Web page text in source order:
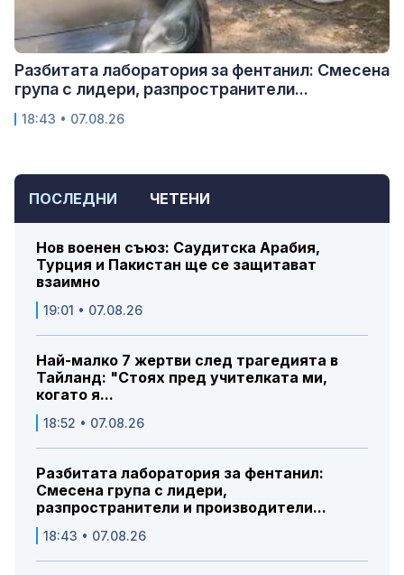
ПОСЛЕДНИ ЧЕТЕНИ
Нов военен съюз: Саудитска Арабия,
Турция и Пакистан ще се защитават
взаимно
19:01 • 07.08.26
Най-малко 7 жертви след трагедията в
Тайланд: "Стоях пред учителката ми,
когато я...
18:52 • 07.08.26
Разбитата лаборатория за фентанил:
Смесена група с лидери,
разпространители и производители...
18:43 • 07.08.26
Разбитата лаборатория за фентанил: Смесена
група с лидери, разпространители...
18:43 • 07.08.26